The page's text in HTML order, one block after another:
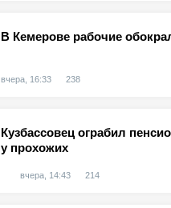
В Кемерове рабочие
вчера, 16:33 238
Кузбассовец ограбил
у прохожих
вчера, 14:43 214